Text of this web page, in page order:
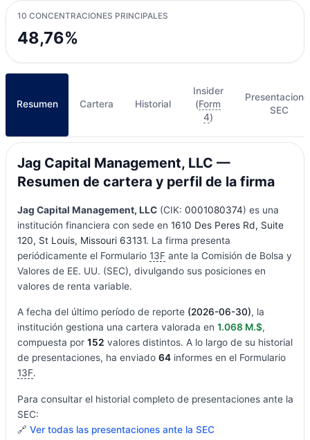
10 CONCENTRACIONES PRINCIPALES
48,76%
Resumen Cartera Historial
Insider
(Form
4)
SEC
Jag Capital Management, LLC —
Resumen de cartera y perfil de la firma
Jag Capital Management, LLC(CIK: 0001080374) es una
institución financiera con sede en 1610 Des Peres Rd, Suite
120, St Louis, Missouri 63131. La firma presenta
periódicamente el Formulario 13Fante la Comisión de Bolsa y
Valores de EE. UU. (SEC), divulgando sus posiciones en
valores de renta variable.
A fecha del último período de reporte (2026-06-30), la
institución gestiona una cartera valorada en 1.068 M.$,
compuesta por 152 valores distintos. A lo largo de su historial
de presentaciones, ha enviado 64informes en el Formulario
13F.
Para consultar el historial completo de presentaciones ante la
SEC:
🔗 Ver todas las presentaciones ante la SEC